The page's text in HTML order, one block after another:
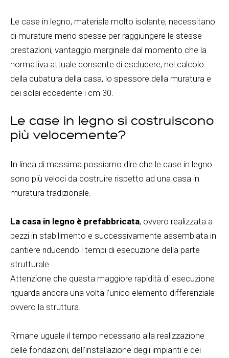
Le case in legno, materiale molto isolante, necessitano
di murature meno spesse per raggiungere le stesse
prestazioni, vantaggio marginale dal momento che la
normativa attuale consente di escludere, nel calcolo
della cubatura della casa, lo spessore della muratura e
dei solai eccedente i cm 30.
Le case in legno si costruiscono
più velocemente?
In linea di massima possiamo dire che le case in legno
sono più veloci da costruire rispetto ad una casa in
muratura tradizionale.
La casa in legno è prefabbricata, ovvero realizzata a
pezzi in stabilimento e successivamente assemblata in
cantiere riducendo i tempi di esecuzione della parte
strutturale.
Attenzione che questa maggiore rapidità di esecuzione
riguarda ancora una volta l’unico elemento differenziale
ovvero la struttura.
Rimane uguale il tempo necessario alla realizzazione
delle fondazioni, dell’installazione degli impianti e dei